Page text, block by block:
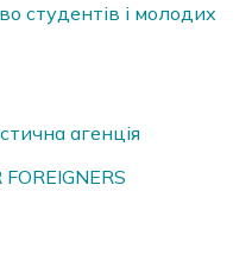
студентів і молодих
агенція